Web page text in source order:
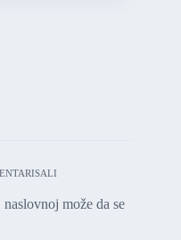
može da se